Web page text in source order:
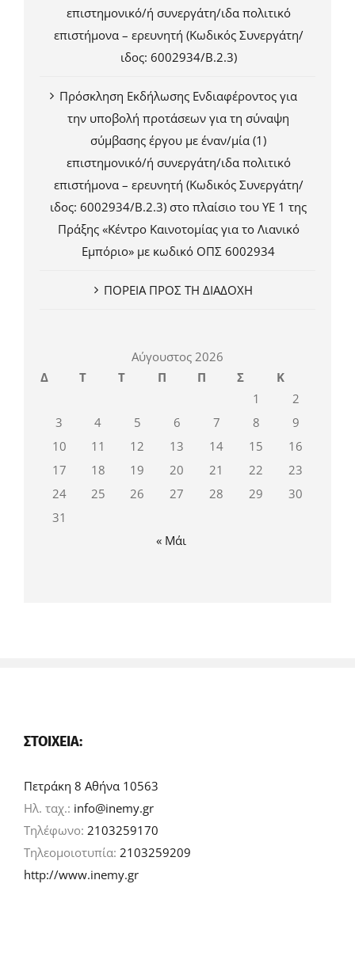
επιστημονικό/ή συνεργάτη/ιδα πολιτικό
επιστήμονα – ερευνητή (Κωδικός Συνεργάτη/
ιδος: 6002934/Β.2.3)
Πρόσκληση Εκδήλωσης Ενδιαφέροντος για
την υποβολή προτάσεων για τη σύναψη
σύμβασης έργου με έναν/μία (1)
επιστημονικό/ή συνεργάτη/ιδα πολιτικό
επιστήμονα – ερευνητή (Κωδικός Συνεργάτη/
ιδος: 6002934/Β.2.3) στο πλαίσιο του ΥΕ 1 της
Πράξης «Κέντρο Καινοτομίας για το Λιανικό
Εμπόριο» με κωδικό ΟΠΣ 6002934
ΠΟΡΕΙΑ ΠΡΟΣ ΤΗ ΔΙΑΔΟΧΗ
Αύγουστος 2026
Δ
Τ Τ Π Π Σ
Κ
1
2
3
4 5 6 7 8
9
10
11 12 13 14 15
16
17
18 19 20 21 22
23
24
25 26 27 28 29
30
31
« Μάι
ΣΤΟΙΧΕΊΑ:
Πετράκη 8 Αθήνα 10563
Ηλ. ταχ.: info@inemy.gr
Τηλέφωνο: 2103259170
Τηλεομοιοτυπία: 2103259209
http://www.inemy.gr